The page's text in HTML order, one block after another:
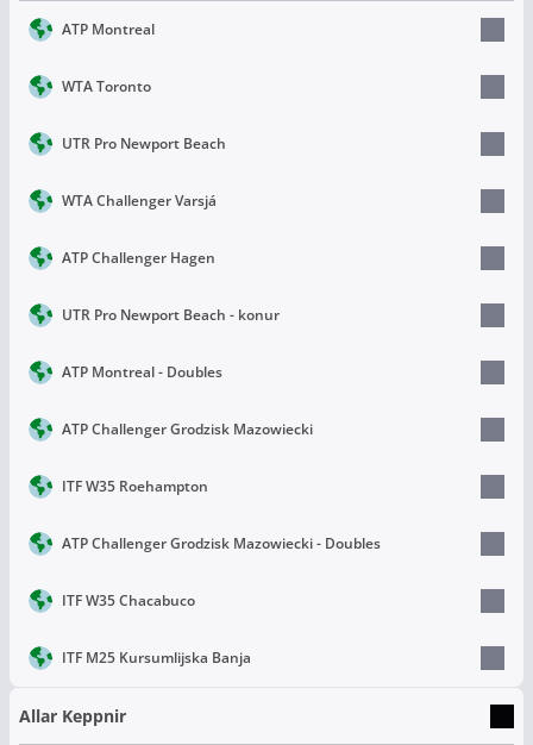
ATP Montreal
WTA Toronto
UTR Pro Newport Beach
WTA Challenger Varsjá
ATP Challenger Hagen
UTR Pro Newport Beach - konur
ATP Montreal - Doubles
ATP Challenger Grodzisk Mazowiecki
ITF W35 Roehampton
ATP Challenger Grodzisk Mazowiecki - Doubles
ITF W35 Chacabuco
ITF M25 Kursumlijska Banja
Allar Keppnir